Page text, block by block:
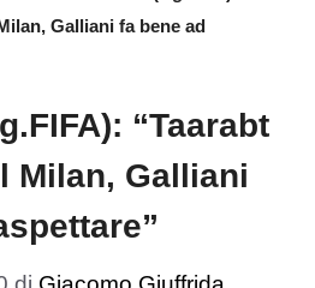
Galliani fa bene ad
“Taarabt
Milan, Galliani